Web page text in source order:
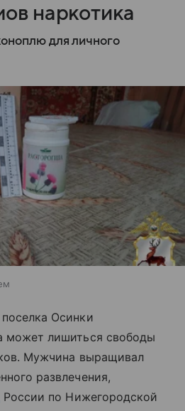
наркотика
для личного
Осинки
может лишиться свободы
Мужчина выращивал
развлечения,
России по Нижегородской